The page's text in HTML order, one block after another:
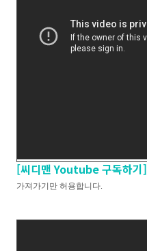
[씨디맨 Youtube 구독하기]
가져가기만 허용합니다.